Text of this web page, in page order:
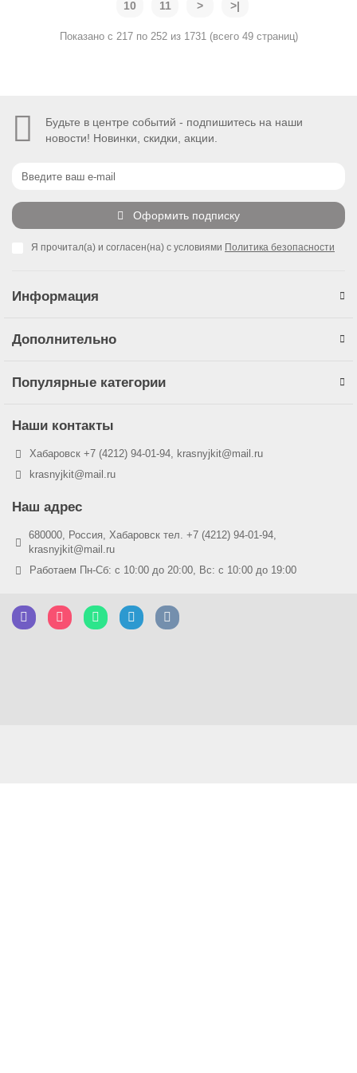
10 11 > >|
Показано с 217 по 252 из 1731 (всего 49 страниц)
Будьте в центре событий - подпишитесь на наши
новости! Новинки, скидки, акции.
Оформить подписку
Я прочитал(а) и согласен(на) с условиями Политика безопасности
Информация
Дополнительно
Популярные категории
Наши контакты
Хабаровск +7 (4212) 94-01-94, krasnyjkit@mail.ru
krasnyjkit@mail.ru
Наш адрес
680000, Россия, Хабаровск тел. +7 (4212) 94-01-94,
krasnyjkit@mail.ru
Работаем Пн-Сб: с 10:00 до 20:00, Вс: с 10:00 до 19:00